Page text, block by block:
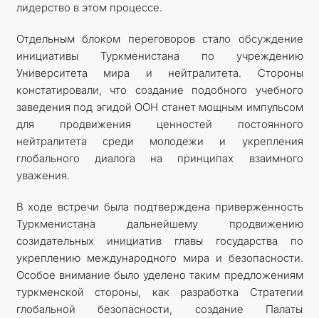
лидерство в этом процессе.
Отдельным блоком переговоров стало обсуждение
инициативы Туркменистана по учреждению
Университета мира и нейтралитета. Стороны
констатировали, что создание подобного учебного
заведения под эгидой ООН станет мощным импульсом
для продвижения ценностей постоянного
нейтралитета среди молодежи и укрепления
глобального диалога на принципах взаимного
уважения.
В ходе встречи была подтверждена приверженность
Туркменистана дальнейшему продвижению
созидательных инициатив главы государства по
укреплению международного мира и безопасности.
Особое внимание было уделено таким предложениям
туркменской стороны, как разработка Стратегии
глобальной безопасности, создание Палаты